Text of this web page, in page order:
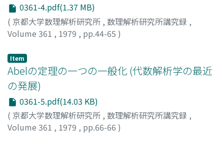
0361-4.pdf(1.37 MB)
( 京都大学数理解析研究所 , 数理解析研究所講究録 ,
Volume 361 , 1979 , pp.44-65 )
Item
Abelの定理の一つの一般化 (代数解析学の最近
の発展)
0361-5.pdf(14.03 KB)
( 京都大学数理解析研究所 , 数理解析研究所講究録 ,
Volume 361 , 1979 , pp.66-66 )